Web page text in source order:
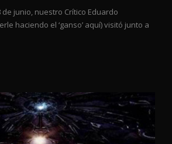
de junio, nuestro Crítico Eduardo
haciendo el ‘ganso’ aquí) visitó junto a